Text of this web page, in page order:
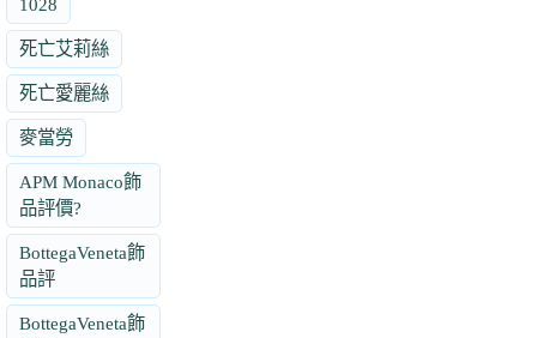
1028
死亡艾莉絲
死亡愛麗絲
麥當勞
APM Monaco飾
品評價?
BottegaVeneta飾
品評
BottegaVeneta飾